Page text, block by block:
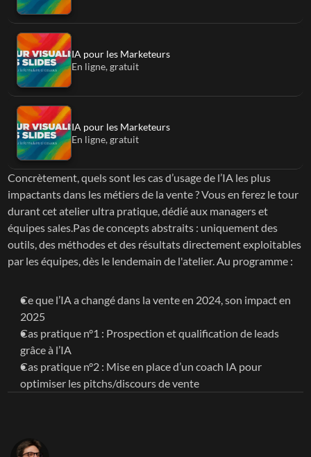
IA pour les Marketeurs
En ligne, gratuit
IA pour les Marketeurs
En ligne, gratuit
Concrètement, quels sont les cas d’usage de l’IA les plus
impactants dans les métiers de la vente ? Vous en ferez le tour
durant cet atelier ultra pratique, dédié aux managers et
équipes sales.Pas de concepts abstraits : uniquement des
outils, des méthodes et des résultats directement exploitables
par les équipes, dès le lendemain de l'atelier. Au programme :
Ce que l’IA a changé dans la vente en 2024, son impact en
2025
Cas pratique n°1 : Prospection et qualification de leads
grâce à l’IA
Cas pratique n°2 : Mise en place d’un coach IA pour
optimiser les pitchs/discours de vente